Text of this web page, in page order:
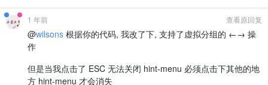
1 年前 查看原回复
@wilsons 根据你的代码, 我改了下, 支持了虚拟分组的 ←→ 操
作
但是当我点击了 ESC 无法关闭 hint-menu 必须点击下其他的地
方 hint-menu 才会消失